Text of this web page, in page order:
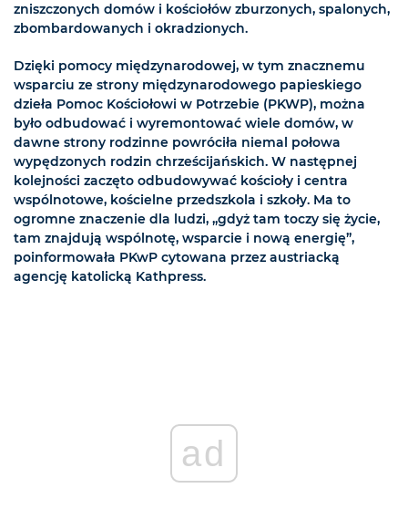
zniszczonych domów i kościołów zburzonych, spalonych,
zbombardowanych i okradzionych.
Dzięki pomocy międzynarodowej, w tym znacznemu
wsparciu ze strony międzynarodowego papieskiego
dzieła Pomoc Kościołowi w Potrzebie (PKWP), można
było odbudować i wyremontować wiele domów, w
dawne strony rodzinne powróciła niemal połowa
wypędzonych rodzin chrześcijańskich. W następnej
kolejności zaczęto odbudowywać kościoły i centra
wspólnotowe, kościelne przedszkola i szkoły. Ma to
ogromne znaczenie dla ludzi, „gdyż tam toczy się życie,
tam znajdują wspólnotę, wsparcie i nową energię”,
poinformowała PKwP cytowana przez austriacką
agencję katolicką Kathpress.
ad